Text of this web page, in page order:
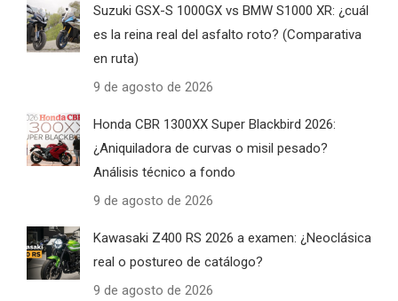
Suzuki GSX-S 1000GX vs BMW S1000 XR: ¿cuál
es la reina real del asfalto roto? (Comparativa
en ruta)
9 de agosto de 2026
Honda CBR 1300XX Super Blackbird 2026:
¿Aniquiladora de curvas o misil pesado?
Análisis técnico a fondo
9 de agosto de 2026
Kawasaki Z400 RS 2026 a examen: ¿Neoclásica
real o postureo de catálogo?
9 de agosto de 2026